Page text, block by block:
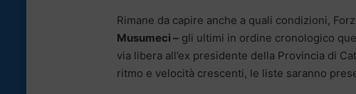
Rimane da capire anche a quali condizioni,
Musumeci – gli ultimi in ordine cronologico
via libera all’ex presidente della Provincia di
ritmo e velocità crescenti, le liste saranno